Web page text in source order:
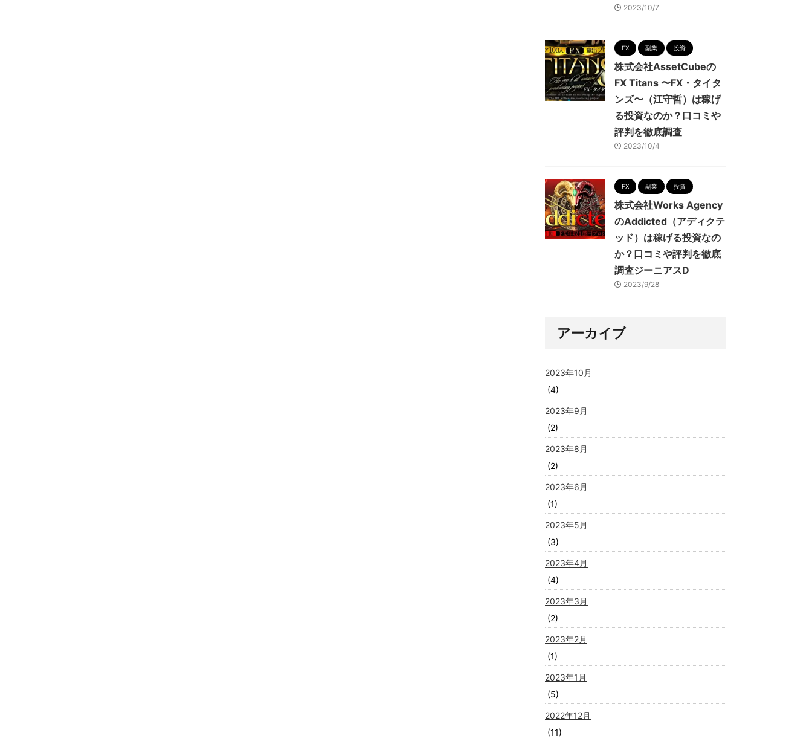
2023/10/7
FX 副業 投資
株式会社AssetCubeの
FX Titans 〜FX・タイタ
ンズ〜（江守哲）は稼げ
る投資なのか？口コミや
評判を徹底調査
2023/10/4
FX 副業 投資
株式会社Works Agency
のAddicted（アディクテ
ッド）は稼げる投資なの
か？口コミや評判を徹底
調査ジーニアスD
2023/9/28
アーカイブ
2023年10月
(4)
2023年9月
(2)
2023年8月
(2)
2023年6月
(1)
2023年5月
(3)
2023年4月
(4)
2023年3月
(2)
2023年2月
(1)
2023年1月
(5)
2022年12月
(11)